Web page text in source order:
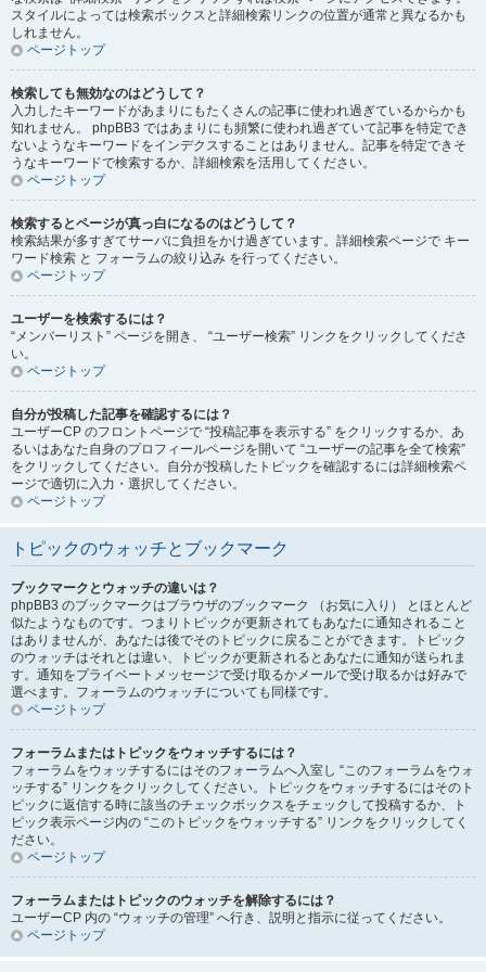
スタイルによっては検索ボックスと詳細検索リンクの位置が通常と異なるかも
しれません。
ページトップ
検索しても無効なのはどうして？
入力したキーワードがあまりにもたくさんの記事に使われ過ぎているからかも
知れません。 phpBB3 ではあまりにも頻繁に使われ過ぎていて記事を特定でき
ないようなキーワードをインデクスすることはありません。記事を特定できそ
うなキーワードで検索するか、詳細検索を活用してください。
ページトップ
検索するとページが真っ白になるのはどうして？
検索結果が多すぎてサーバに負担をかけ過ぎています。詳細検索ページで キー
ワード検索 と フォーラムの絞り込み を行ってください。
ページトップ
ユーザーを検索するには？
“メンバーリスト” ページを開き、 “ユーザー検索” リンクをクリックしてくださ
い。
ページトップ
自分が投稿した記事を確認するには？
ユーザーCP のフロントページで “投稿記事を表示する” をクリックするか、あ
るいはあなた自身のプロフィールページを開いて “ユーザーの記事を全て検索”
をクリックしてください。自分が投稿したトピックを確認するには詳細検索ペ
ージで適切に入力・選択してください。
ページトップ
トピックのウォッチとブックマーク
ブックマークとウォッチの違いは？
phpBB3 のブックマークはブラウザのブックマーク （お気に入り） とほとんど
似たようなものです。つまりトピックが更新されてもあなたに通知されること
はありませんが、あなたは後でそのトピックに戻ることができます。トピック
のウォッチはそれとは違い、トピックが更新されるとあなたに通知が送られま
す。通知をプライベートメッセージで受け取るかメールで受け取るかは好みで
選べます。フォーラムのウォッチについても同様です。
ページトップ
フォーラムまたはトピックをウォッチするには？
フォーラムをウォッチするにはそのフォーラムへ入室し “このフォーラムをウォ
ッチする” リンクをクリックしてください。トピックをウォッチするにはそのト
ピックに返信する時に該当のチェックボックスをチェックして投稿するか、ト
ピック表示ページ内の “このトピックをウォッチする” リンクをクリックしてく
ださい。
ページトップ
フォーラムまたはトピックのウォッチを解除するには？
ユーザーCP 内の “ウォッチの管理” へ行き、説明と指示に従ってください。
ページトップ